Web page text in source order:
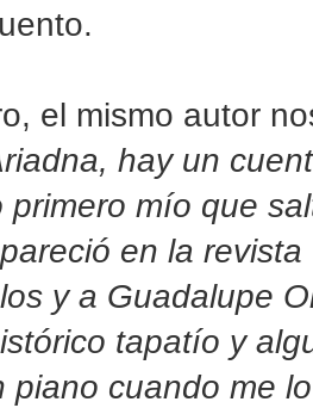
el mismo autor
hay un
primero mío que
en la
y a Guadalupe
tapatío y
piano cuando me